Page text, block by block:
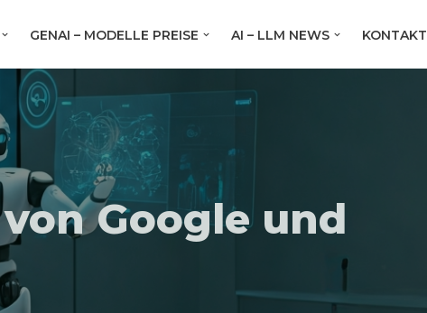
GENAI – MODELLE PREISE AI – LLM NEWS KONTAKT
Google und